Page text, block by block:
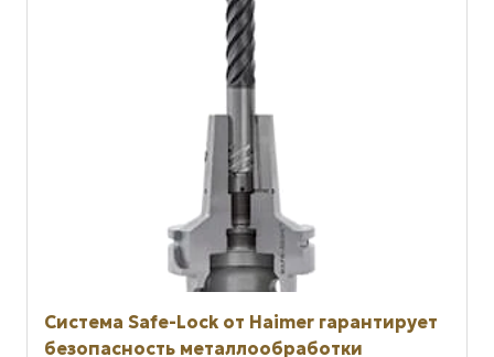
Система Safe-Lock от Haimer гарантирует
безопасность металлообработки